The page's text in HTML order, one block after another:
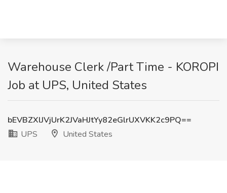
Warehouse Clerk /Part Time - KOROPI
Job at UPS, United States
bEVBZXlJVjUrK2JVaHJtYy82eGlrUXVKK2c9PQ==
UPS
United States